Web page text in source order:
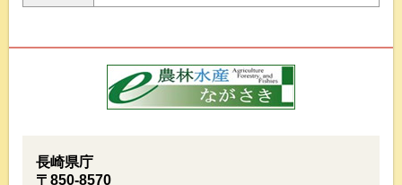
長崎県庁
〒850-8570